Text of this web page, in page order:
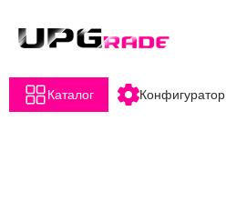
Каталог Конфигуратор